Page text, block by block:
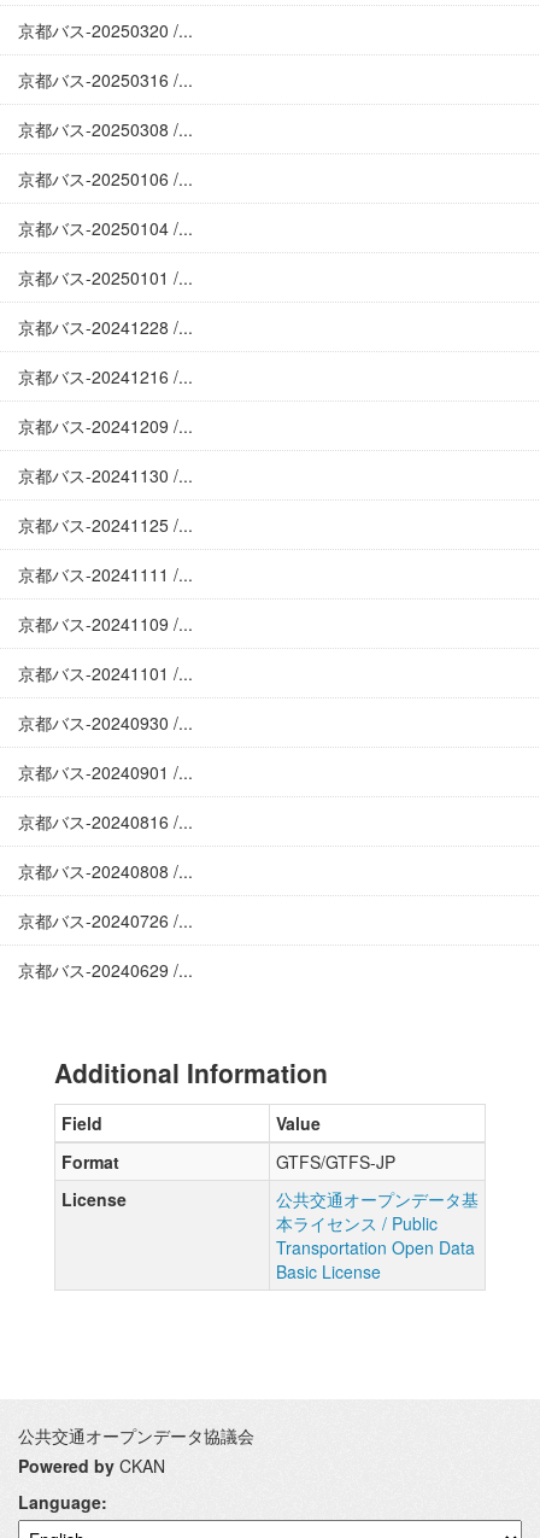
京都バス-20250320 /...
京都バス-20250316 /...
京都バス-20250308 /...
京都バス-20250106 /...
京都バス-20250104 /...
京都バス-20250101 /...
京都バス-20241228 /...
京都バス-20241216 /...
京都バス-20241209 /...
京都バス-20241130 /...
京都バス-20241125 /...
京都バス-20241111 /...
京都バス-20241109 /...
京都バス-20241101 /...
京都バス-20240930 /...
京都バス-20240901 /...
京都バス-20240816 /...
京都バス-20240808 /...
京都バス-20240726 /...
京都バス-20240629 /...
Additional Information
Field
Value
Format
GTFS/GTFS-JP
License
公共交通オープンデータ基
本ライセンス / Public
Transportation Open Data
Basic License
公共交通オープンデータ協議会
Powered by CKAN
Language